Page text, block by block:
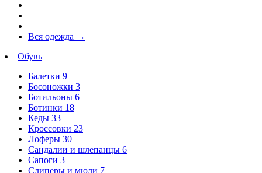
Вся одежда →
Обувь
Балетки 9
Босоножки 3
Ботильоны 6
Ботинки 18
Кеды 33
Кроссовки 23
Лоферы 30
Сандалии и шлепанцы 6
Сапоги 3
Слиперы и мюли 7